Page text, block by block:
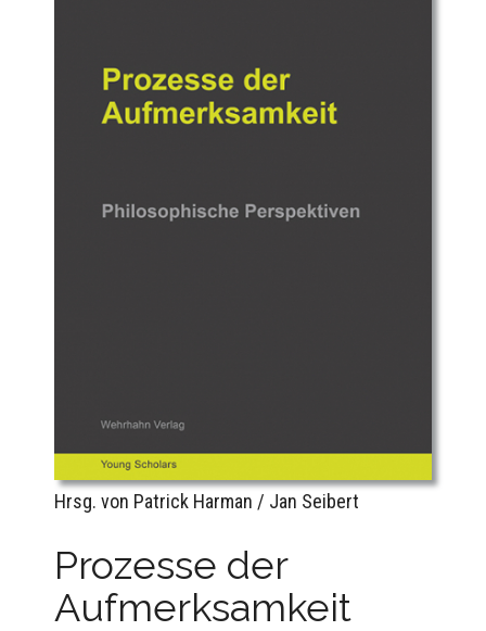
Hrsg. von Patrick Harman / Jan Seibert
Prozesse der
Aufmerksamkeit